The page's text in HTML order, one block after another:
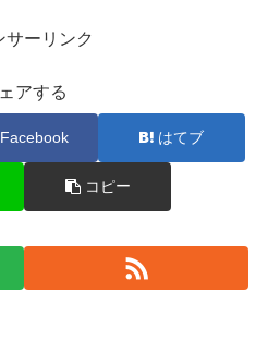
サーリンク
アする
Facebook はてブ
コピー